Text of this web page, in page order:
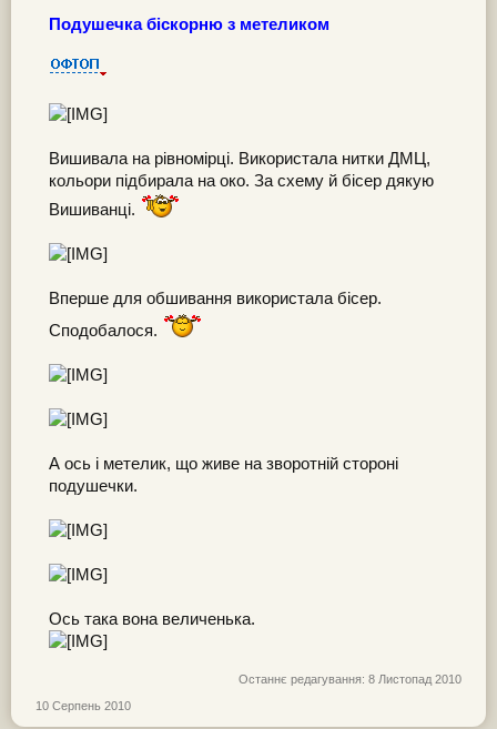
Подушечка біскорню з метеликом
Вишивала на рівномірці. Використала нитки ДМЦ,
кольори підбирала на око. За схему й бісер дякую
Вишиванці.
Вперше для обшивання використала бісер.
Сподобалося.
А ось і метелик, що живе на зворотній стороні
подушечки.
Ось така вона величенька.
Останнє редагування: 8 Листопад 2010
10 Серпень 2010